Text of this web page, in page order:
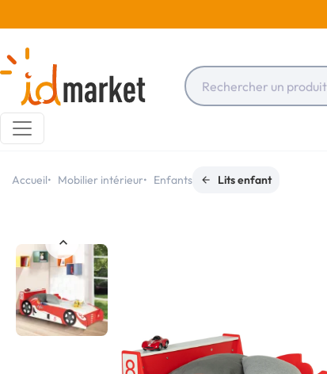
Accueil Mobilier intérieur Enfants Lits enfant